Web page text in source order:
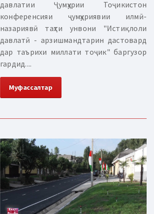
давлатии Ҷумҳурии Тоҷикистон
конференсияи ҷумҳуриявии илмӣ-
назариявӣ таҳти унвони "Истиқлоли
давлатӣ - арзишмандтарин дастовард
дар таърихи миллати тоҷик" баргузор
гардид....
Муфассалтар